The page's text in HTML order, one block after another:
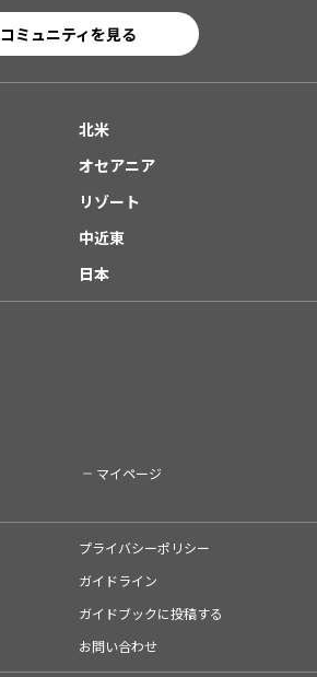
コミュニティを見る
北米
オセアニア
リゾート
中近東
日本
マイページ
プライバシーポリシー
ガイドライン
ガイドブックに投稿する
お問い合わせ